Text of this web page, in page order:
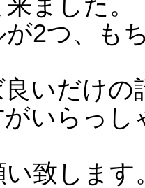
2つ、も
いだけ
いらっ
致します